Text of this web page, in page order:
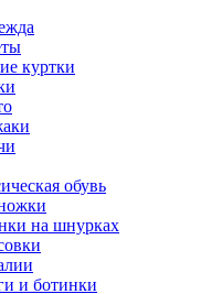
куртки
обувь
на шнурках
и ботинки